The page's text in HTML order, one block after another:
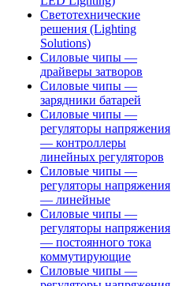
Светотехнические
решения (Lighting
Solutions)
Силовые чипы —
драйверы затворов
Силовые чипы —
зарядники батарей
Силовые чипы —
регуляторы напряжения
— контроллеры
линейных регуляторов
Силовые чипы —
регуляторы напряжения
— линейные
Силовые чипы —
регуляторы напряжения
— постоянного тока
коммутирующие
Силовые чипы —